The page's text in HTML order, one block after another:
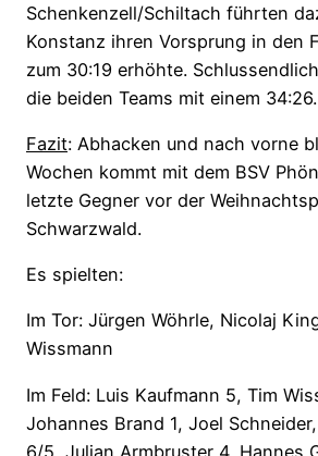
Schenkenzell/Schiltach führten
Konstanz ihren Vorsprung in den
zum 30:19 erhöhte.
die beiden Teams mit einem 34:26.
Fazit: Abhacken und nach vorne
Wochen kommt mit dem BSV
letzte Gegner vor der
Schwarzwald.
Es spielten:
Im Tor: Jürgen Wöhrle, Nicolaj
Wissmann
Im Feld: Luis Kaufmann 5, Tim
Johannes Brand 1, Joel
6/5, Julian Armbruster 4, Hannes